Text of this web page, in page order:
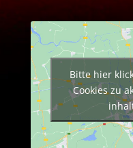
Bitte hier
Cookies zu